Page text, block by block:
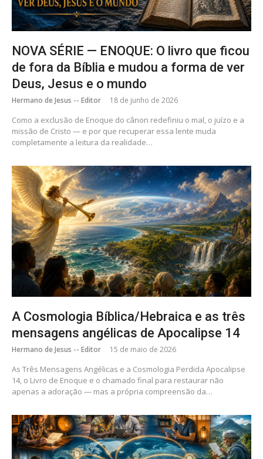
NOVA SÉRIE — ENOQUE: O livro que ficou
de fora da Bíblia e mudou a forma de ver
Deus, Jesus e o mundo
Hermano de Jesus -- Editor 18 de junho de 2026
Como a exclusão de Enoque do cânon redefiniu o mal, o juízo e a
missão de Cristo — e por que recuperar essa lente muda
completamente a leitura da realidade…
A Cosmologia Bíblica/Hebraica e as três
mensagens angélicas de Apocalipse 14
Hermano de Jesus -- Editor 15 de maio de 2026
As Três Mensagens Angélicas e a Cosmologia Perdida Apocalipse
14, o Livro de Enoque e o chamado final para restaurar não
apenas a adoração — mas a própria compreensão da…